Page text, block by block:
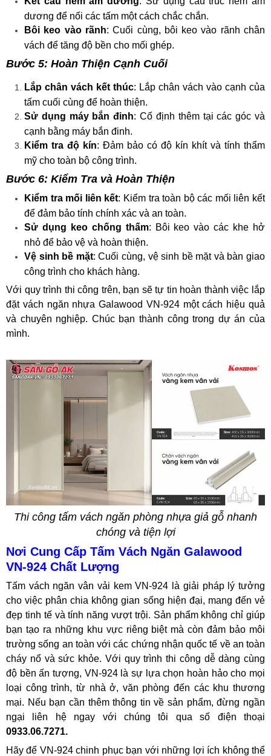
dương để nối các tấm một cách chắc chắn.
Bôi keo vào rãnh: Cuối cùng, bôi keo vào rãnh chân
vách để tăng độ bền cho mối ghép.
Bước 5: Hoàn Thiện Cạnh Cuối
Lắp chân vách kết thúc: Lắp chân vách vào cạnh của
tấm cuối cùng để hoàn thiện.
Sử dụng máy bắn đinh: Cố định thêm tại các góc và
cạnh bằng máy bắn đinh.
Kiểm tra độ kín: Đảm bảo có độ kín khít và tính thẩm
mỹ cho toàn bộ công trình.
Bước 6: Kiểm Tra và Hoàn Thiện
Kiểm tra mối liên kết: Kiểm tra toàn bộ các mối liên kết
để đảm bảo tính chính xác và an toàn.
Sử dụng keo chống thấm: Bôi keo vào các khe hở
nhỏ để bảo vệ và hoàn thiện.
Vệ sinh bề mặt: Cuối cùng, vệ sinh bề mặt và bàn giao
công trình cho khách hàng.
Với quy trình thi công trên, bạn sẽ tự tin hoàn thành việc lắp
đặt vách ngăn nhựa Galawood VN-924 một cách hiệu quả
và chuyên nghiệp. Chúc bạn thành công trong dự án của
mình.
Thi công tấm vách ngăn phòng nhựa giả gỗ nhanh
chóng và tiện lợi
Nơi Cung Cấp Tấm Vách Ngăn Galawood
VN-924 Chất Lượng
Tấm vách ngăn vân vải kem VN-924 là giải pháp lý tưởng
cho việc phân chia không gian sống hiện đại, mang đến vẻ
đẹp tinh tế và tính năng vượt trội. Sản phẩm không chỉ giúp
bạn tạo ra những khu vực riêng biệt mà còn đảm bảo môi
trường sống an toàn với các chứng nhận quốc tế về an toàn
cháy nổ và sức khỏe. Với quy trình thi công dễ dàng cùng
độ bền ấn tượng, VN-924 là sự lựa chọn hoàn hảo cho mọi
loại công trình, từ nhà ở, văn phòng đến các khu thương
mại. Nếu bạn cần thêm thông tin về sản phẩm, đừng ngần
ngại liên hệ ngay với chúng tôi qua số điện thoại
0933.06.7271.
Hãy để VN-924 chinh phục bạn với những lợi ích không thể